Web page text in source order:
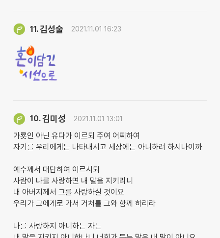
11.김성술 2021.11.01 16:23
10.김미성 2021.11.01 13:01
가룟인 아닌 유다가 이르되 주여 어찌하여
자기를 우리에게는 나타내시고 세상에는 아니하려 하시나이까
예수께서 대답하여 이르시되
사람이 나를 사랑하면 내 말을 지키리니
내 아버지께서 그를 사랑하실 것이요
우리가 그에게로 가서 거처를 그와 함께 하리라
나를 사랑하지 아니하는 자는